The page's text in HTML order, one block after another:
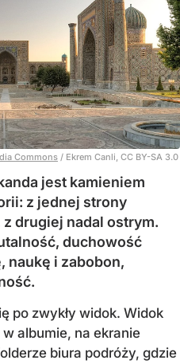
Commons / Ekrem Canli, CC BY-SA 3.0
jest kamieniem
z jednej strony
drugiej nadal ostrym.
duchowość
naukę i zabobon,
po zwykły widok. Widok
albumie, na ekranie
biura podróży, gdzie